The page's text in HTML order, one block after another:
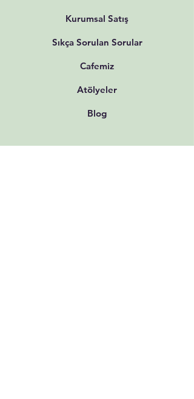
Kurumsal Satış
Sıkça Sorulan Sorular
Cafemiz
Atölyeler
Blog